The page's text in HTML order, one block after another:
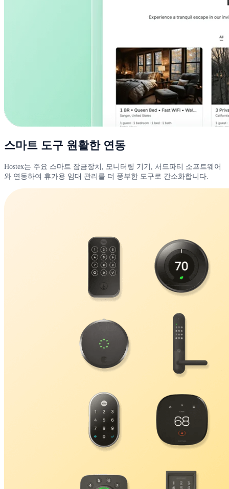
스마트 도구 원활한 연동
Hostex는 주요 스마트 잠금장치, 모니터링 기기, 서드파티 소프트웨어
와 연동하여 휴가용 임대 관리를 더 풍부한 도구로 간소화합니다.